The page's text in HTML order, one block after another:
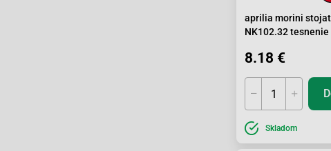
aprilia morini
NK102.32 tesnenie
8.18 €
Skladom